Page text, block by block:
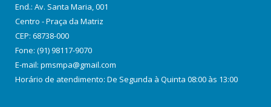
End.: Av. Santa Maria, 001
Centro - Praça da Matriz
CEP: 68738-000
Fone: (91) 98117-9070
E-mail: pmsmpa@gmail.com
Horário de atendimento: De Segunda à Quinta 08:00 às 13:00